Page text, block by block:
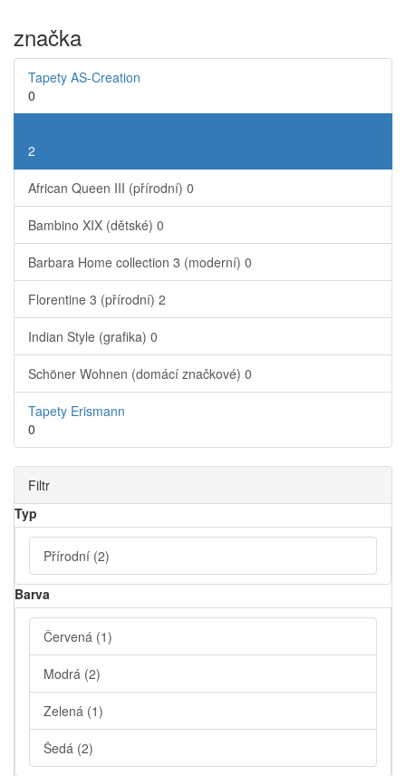
značka
Tapety AS-Creation
0
2
African Queen III (přírodní) 0
Bambino XIX (dětské) 0
Barbara Home collection 3 (moderní) 0
Florentine 3 (přírodní) 2
Indian Style (grafika) 0
Schöner Wohnen (domácí značkové) 0
Tapety Erismann
0
Filtr
Typ
Přírodní (2)
Barva
Červená (1)
Modrá (2)
Zelená (1)
Šedá (2)